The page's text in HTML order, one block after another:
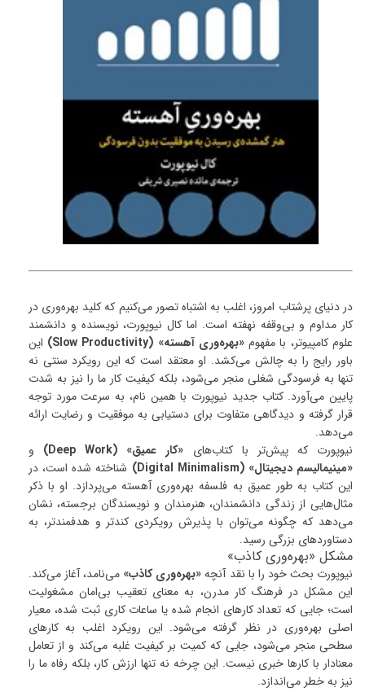
در دنیای پرشتاب امروز، اغلب به اشتباه تصور می‌کنیم که کلید بهره‌وری در
کار مداوم و بی‌وقفه نهفته است. اما کال نیوپورت، نویسنده و دانشمند
علوم کامپیوتر، با مفهوم «بهره‌وری آهسته» (Slow Productivity)
این
باور رایج را به چالش می‌کشد. او معتقد است که این رویکرد سنتی نه
تنها به فرسودگی شغلی منجر می‌شود، بلکه کیفیت کار ما را نیز به شدت
پایین می‌آورد. کتاب جدید نیوپورت با همین نام، به سرعت مورد توجه
قرار گرفته و دیدگاهی متفاوت برای دستیابی به موفقیت و رضایت ارائه
می‌دهد.
نیوپورت که پیش‌تر با کتاب‌های «کار عمیق» (Deep Work)
و
«مینیمالیسم دیجیتال» (Digital Minimalism)
شناخته شده است، در
این کتاب به طور عمیق به فلسفه بهره‌وری آهسته می‌پردازد. او با ذکر
مثال‌هایی از زندگی دانشمندان، هنرمندان و نویسندگان برجسته، نشان
می‌دهد که چگونه می‌توان با پذیرش رویکردی کندتر و هدفمندتر، به
دستاوردهای بزرگی رسید.
مشکل «بهره‌وری کاذب»
نیوپورت بحث خود را با نقد آنچه«بهره‌وری کاذب» می‌نامد، آغاز می‌کند.
این مشکل در فرهنگ کار مدرن، به معنای تعقیب بی‌امان مشغولیت
است؛ جایی که تعداد کارهای انجام شده یا ساعات کاری ثبت شده، معیار
اصلی بهره‌وری در نظر گرفته می‌شود. این رویکرد اغلب به کارهای
سطحی منجر می‌شود، جایی که کمیت بر کیفیت غلبه می‌کند و از تعامل
معنادار با کارها خبری نیست. این چرخه نه تنها ارزش کار، بلکه رفاه ما را
نیز به خطر می‌اندازد.